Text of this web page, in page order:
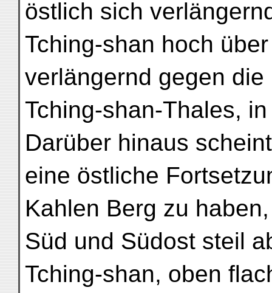
östlich sich
Tching-shan hoch
verlängernd gegen
Tching-shan-Thales,
Darüber hinaus
eine östliche
Kahlen Berg zu
Süd und Südost steil
Tching-shan, oben